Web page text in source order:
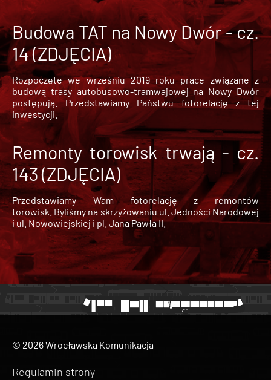
Budowa TAT na Nowy Dwór - cz.
14 (ZDJĘCIA)
Rozpoczęte we wrześniu 2019 roku prace związane z
budową trasy autobusowo-tramwajowej na Nowy Dwór
postępują. Przedstawiamy Państwu fotorelację z tej
inwestycji.
Remonty torowisk trwają - cz.
143 (ZDJĘCIA)
Przedstawiamy Wam fotorelację z remontów
torowisk. Byliśmy na skrzyżowaniu ul. Jedności Narodowej
i ul. Nowowiejskiej i pl. Jana Pawła II.
© 2026 Wrocławska Komunikacja
Regulamin strony